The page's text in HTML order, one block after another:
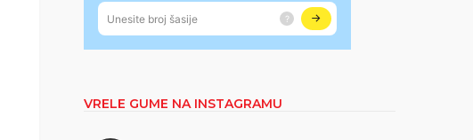
VRELE GUME NA INSTAGRAMU